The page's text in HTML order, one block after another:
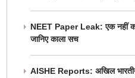
NEET Paper Leak: एक नहीं
जानिए काला सच
AISHE Reports: अखिल भारतीय